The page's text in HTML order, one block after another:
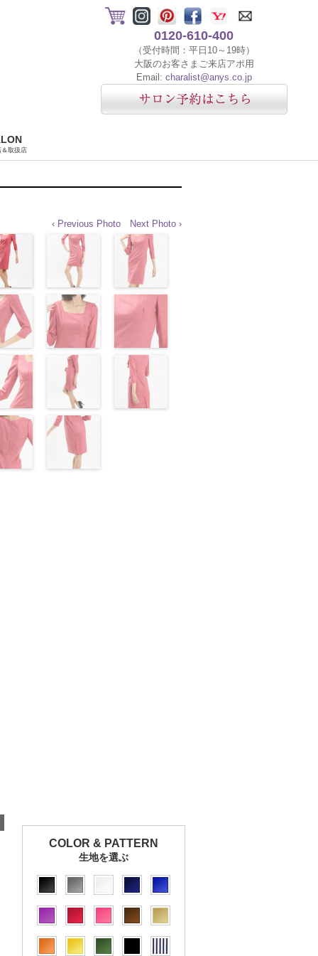
0120-610-400
（受付時間：平日10～19時）
大阪のお客さまご来店アポ用
Email: charalist@anys.co.jp
＆取扱店
‹ Previous Photo Next Photo ›
COLOR & PATTERN
生地を選ぶ